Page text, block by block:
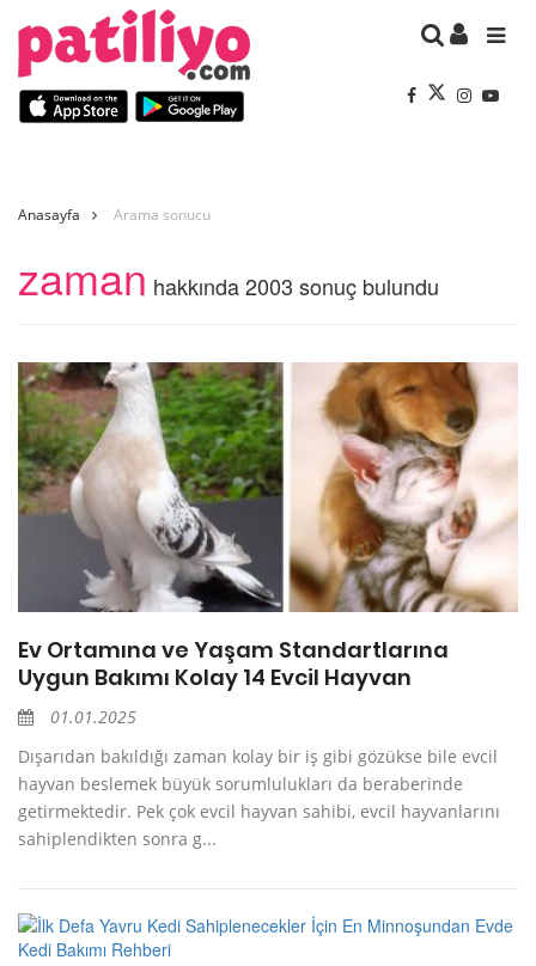
Anasayfa Arama sonucu
zaman hakkında 2003 sonuç bulundu
Ev Ortamına ve Yaşam Standartlarına
Uygun Bakımı Kolay 14 Evcil Hayvan
01.01.2025
Dışarıdan bakıldığı zaman kolay bir iş gibi gözükse bile evcil
hayvan beslemek büyük sorumlulukları da beraberinde
getirmektedir. Pek çok evcil hayvan sahibi, evcil hayvanlarını
sahiplendikten sonra g...